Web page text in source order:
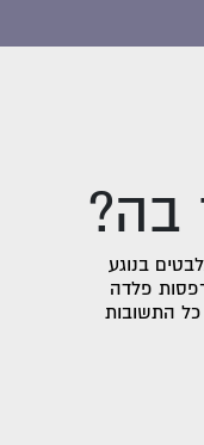
בה?
בנוגע
פלדה
התשובות